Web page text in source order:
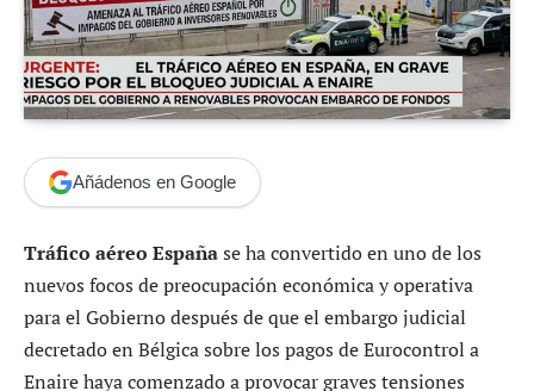
Añádenos en Google
Tráfico aéreo Españase ha convertido en uno de los
nuevos focos de preocupación económica y operativa
para el Gobierno después de que el embargo judicial
decretado en Bélgica sobre los pagos de Eurocontrol a
Enaire haya comenzado a provocar graves tensiones